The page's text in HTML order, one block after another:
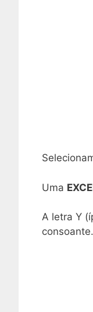
Uma
A letra Y
consoante.